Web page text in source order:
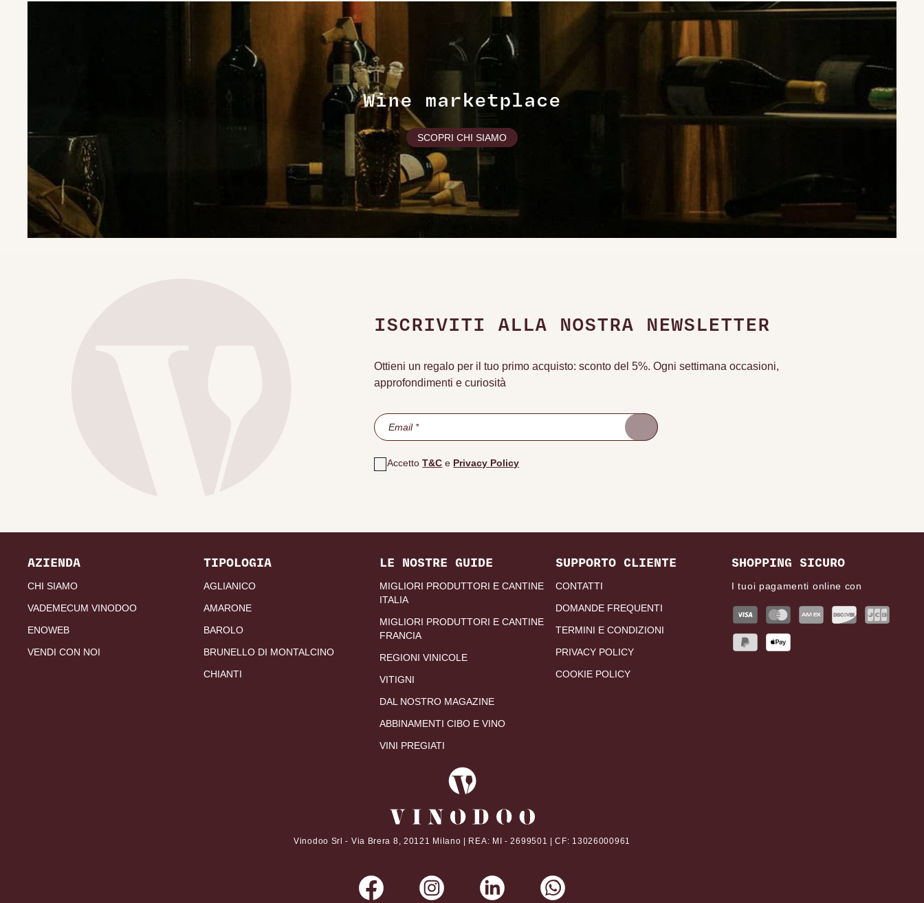
Wine marketplace
SCOPRI CHI SIAMO
ISCRIVITI ALLA NOSTRA NEWSLETTER
Ottieni un regalo per il tuo primo acquisto: sconto del 5%. Ogni settimana occasioni,
approfondimenti e curiosità
AccettoT&C e Privacy Policy
AZIENDA
CHI SIAMO
VADEMECUM VINODOO
ENOWEB
VENDI CON NOI
TIPOLOGIA
AGLIANICO
AMARONE
BAROLO
BRUNELLO DI MONTALCINO
CHIANTI
LE NOSTRE GUIDE
MIGLIORI PRODUTTORI E CANTINE
ITALIA
MIGLIORI PRODUTTORI E CANTINE
FRANCIA
REGIONI VINICOLE
VITIGNI
DAL NOSTRO MAGAZINE
ABBINAMENTI CIBO E VINO
VINI PREGIATI
SUPPORTO CLIENTE
CONTATTI
DOMANDE FREQUENTI
TERMINI E CONDIZIONI
PRIVACY POLICY
COOKIE POLICY
SHOPPING SICURO
I tuoi pagamenti online con
Vinodoo Srl - Via Brera 8, 20121 Milano | REA: MI - 2699501 | CF: 13026000961